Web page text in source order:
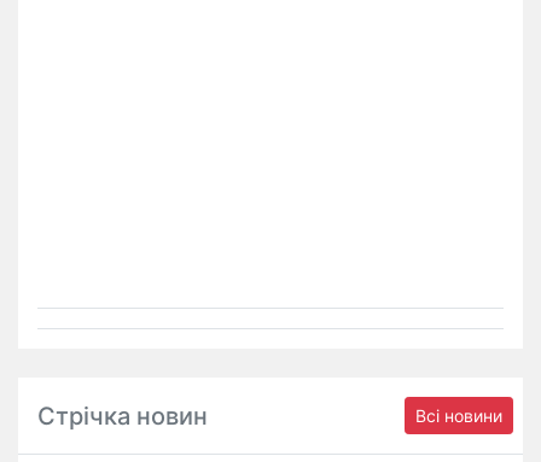
Стрічка новин Всі новини